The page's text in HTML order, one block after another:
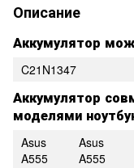
Описание
Аккумулятор
C21N1347
Аккумулятор
моделями
Asus
A555
Asus
A555